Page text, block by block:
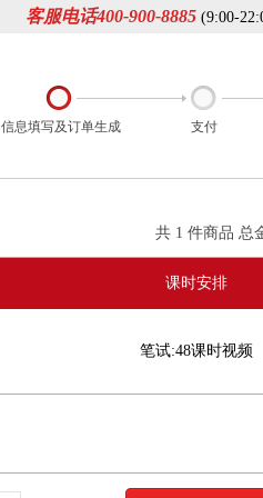
客服电话400-900-8885 (9:00-
信息填写及订单生成 支付
共 1 件商品 总
课时安排
笔试:48课时视频